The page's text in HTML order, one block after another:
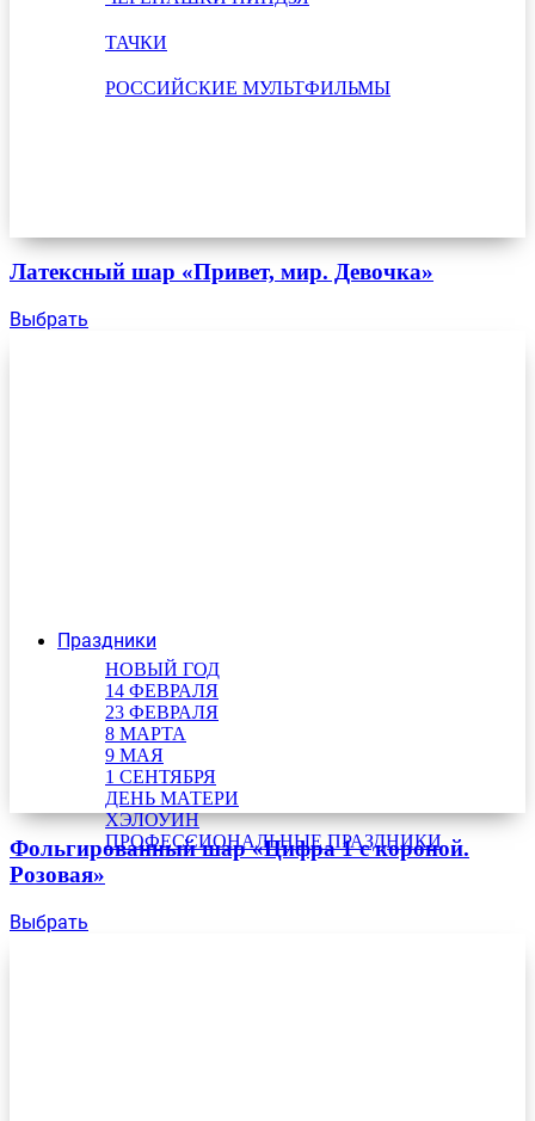
ТАЧКИ
РОССИЙСКИЕ МУЛЬТФИЛЬМЫ
Праздники
НОВЫЙ ГОД
14 ФЕВРАЛЯ
23 ФЕВРАЛЯ
8 МАРТА
9 МАЯ
1 СЕНТЯБРЯ
ДЕНЬ МАТЕРИ
ХЭЛОУИН
ПРОФЕССИОНАЛЬНЫЕ ПРАЗДНИКИ
Латексный шар «Привет, мир. Девочка»
Выбрать
Фольгированный шар «Цифра 1 с короной.
Розовая»
Выбрать